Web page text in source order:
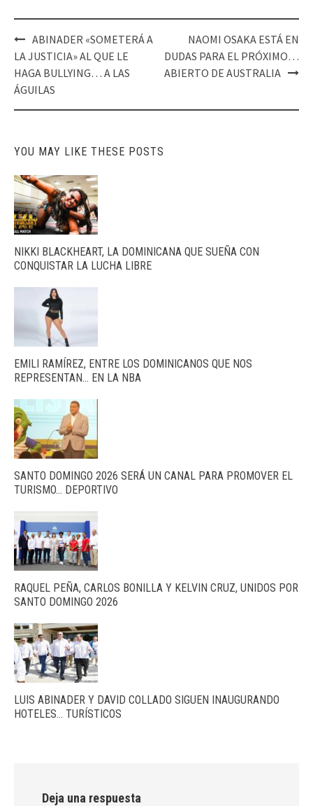
Post
navigation
ABINADER «SOMETERÁ A
LA JUSTICIA» AL QUE LE
HAGA BULLYING… A LAS
ÁGUILAS
NAOMI OSAKA ESTÁ EN
DUDAS PARA EL PRÓXIMO…
ABIERTO DE AUSTRALIA
YOU MAY LIKE THESE POSTS
NIKKI BLACKHEART, LA DOMINICANA QUE SUEÑA CON
CONQUISTAR LA LUCHA LIBRE
EMILI RAMÍREZ, ENTRE LOS DOMINICANOS QUE NOS
REPRESENTAN… EN LA NBA
SANTO DOMINGO 2026 SERÁ UN CANAL PARA PROMOVER EL
TURISMO… DEPORTIVO
RAQUEL PEÑA, CARLOS BONILLA Y KELVIN CRUZ, UNIDOS POR
SANTO DOMINGO 2026
LUIS ABINADER Y DAVID COLLADO SIGUEN INAUGURANDO
HOTELES… TURÍSTICOS
Deja una respuesta